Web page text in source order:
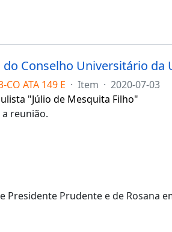
CO ATA 149 E · Item · 2020-07-03
"Júlio de Mesquita Filho"
reunião.
Presidente Prudente e de Rosana